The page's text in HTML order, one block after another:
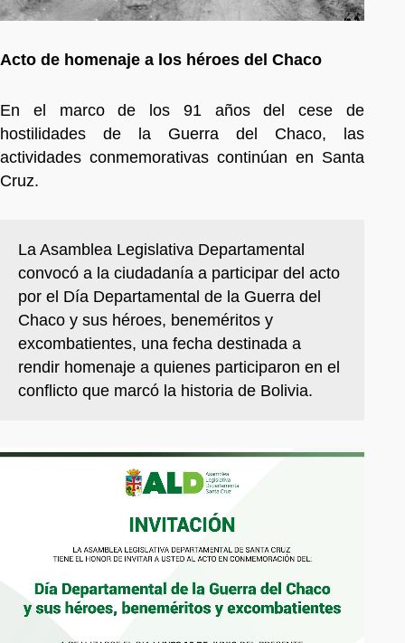
Acto de homenaje a los héroes del Chaco
En el marco de los 91 años del cese de
hostilidades de la Guerra del Chaco, las
actividades conmemorativas continúan en Santa
Cruz.
La Asamblea Legislativa Departamental
convocó a la ciudadanía a participar del acto
por el Día Departamental de la Guerra del
Chaco y sus héroes, beneméritos y
excombatientes, una fecha destinada a
rendir homenaje a quienes participaron en el
conflicto que marcó la historia de Bolivia.